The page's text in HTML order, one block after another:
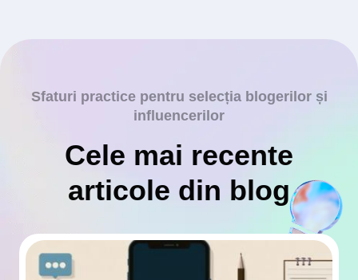
Sfaturi practice pentru selecția blogerilor și
influencerilor
Cele mai recente
articole din blog